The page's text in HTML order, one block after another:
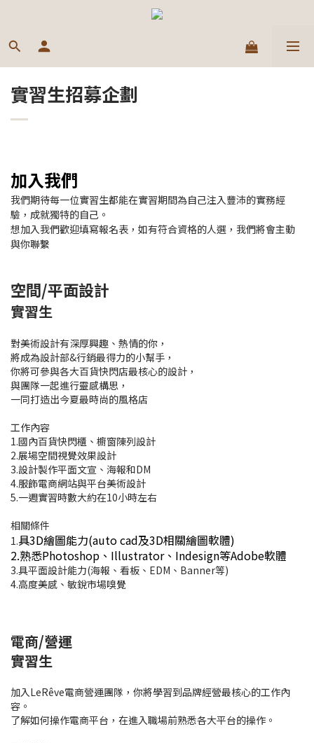
實習生招募企劃
加入我們
我們期待每一位實習生都能在實習期間為自己注入豐沛的實務經
驗，成就獨特的自己。
想加入我們歡迎填寫報名表，如有符合資格的人選，我們將會主動
與你聯繫
空間/平面設計
實習生
對美術設計有深厚興趣、熱情的你，
將成為設計部&行銷最得力的小幫手，
你將可參與各大百貨快閃店最核心的設計，
與團隊一起進行靈感構思，
一同打造出今夏最時尚的風格店
工作內容
1.國內百貨快閃櫃、櫥窗陳列設計
2.展場空間視覺效果設計
3.設計製作平面文宣、海報和DM
4.服飾電商網站與平台美術設計
5.一週實習時數大約在10小時左右
相關條件
1.具3D繪圖能力(auto cad及3D相關繪圖軟體)
2.熟悉Photoshop、Illustrator、Indesign等Adobe軟體
3.具平面設計能力(海報、看板、EDM、Banner等)
4.高度美感、敏銳市場嗅覺
電商/營運
實習生
加入LeRêve電商營運團隊，你將學習到品牌經營最核心的工作內
容。
了解如何操作電商平台，在進入職場前熟悉各大平台的操作。